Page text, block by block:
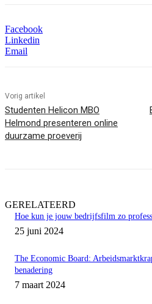
Facebook
Linkedin
Email
Vorig artikel
Studenten Helicon MBO
Helmond presenteren online
duurzame proeverij
GERELATEERD
Hoe kun je jouw bedrijfsfilm zo
25 juni 2024
The Economic Board:
benadering
7 maart 2024